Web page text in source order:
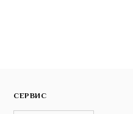
СЕРВИС